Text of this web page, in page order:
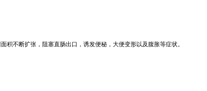
不断扩张，阻塞直肠出口，诱发便秘，大便变形以及腹胀等症状。